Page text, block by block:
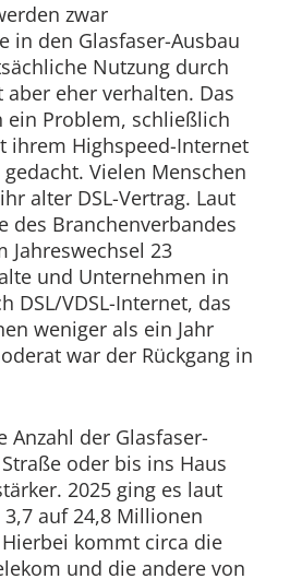
zwar
in den Glasfaser-Ausbau
Nutzung durch
eher verhalten. Das
ein Problem, schließlich
ihrem Highspeed-Internet
Vielen Menschen
alter DSL-Vertrag. Laut
des Branchenverbandes
Jahreswechsel 23
und Unternehmen in
DSL/VDSL-Internet, das
weniger als ein Jahr
war der Rückgang in
Anzahl der Glasfaser-
oder bis ins Haus
2025 ging es laut
auf 24,8 Millionen
kommt circa die
und die andere von